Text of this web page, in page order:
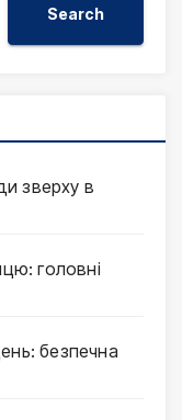
Search
зверху в
головні
безпечна